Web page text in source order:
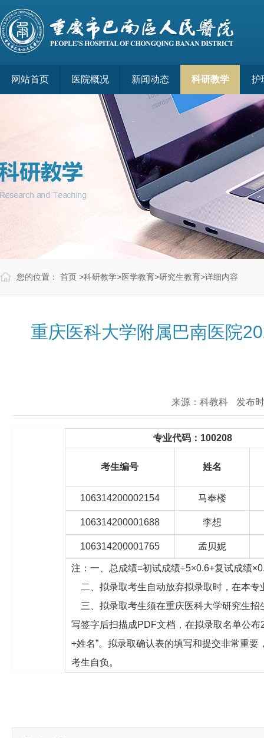
网站首页 医院概况 新闻动态 科研教学 护
您的位置： 首页 >科研教学>医学教育>研究生教育>详细内容
重庆医科大学附属巴南医院
来源：科教科 发布
专业代码：100208
考生编号 姓名
106314200002154 马奉楼
106314200001688 李想
106314200001765 孟贝妮
注：一、总成绩=初试成绩÷5×0.6+复试成绩
二、拟录取考生自动放弃拟录取时，在本专
三、拟录取考生须在重庆医科大学研究生招
写签字后扫描成PDF文档，在拟录取名单公
+姓名”。拟录取确认表的填写和提交非常重
考生自负。